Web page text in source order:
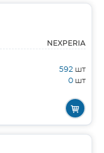
NEXPERIA
592 шт
0 шт